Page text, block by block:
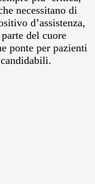
necessitano di
d’assistenza,
del cuore
ponte per pazienti